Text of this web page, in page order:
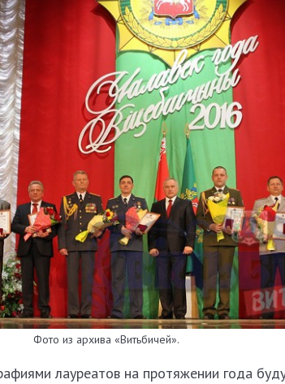
Фото из архива «Витьбичей».
лауреатов на протяжении года